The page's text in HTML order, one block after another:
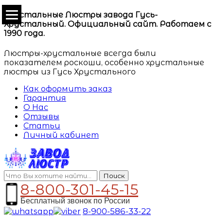
Хрустальные Люстры завода Гусь-
Хрустальный. Официальный сайт. Работаем с
1990 года.
Люстры-хрустальные всегда были
показателем роскоши, особенно хрустальные
люстры из Гусь Хрустального
Как оформить заказ
Гарантия
О Нас
Отзывы
Статьи
Личный кабинет
Поиск
8-800-301-45-15
Бесплатный звонок по России
8-900-586-33-22